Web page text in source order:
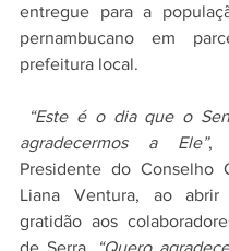
entregue para a
pernambucano em
prefeitura local.
“Este é o dia que o
agradecermos a Ele”,
Presidente do Conselho
Liana Ventura, ao
gratidão aos
de Serra. “Quero